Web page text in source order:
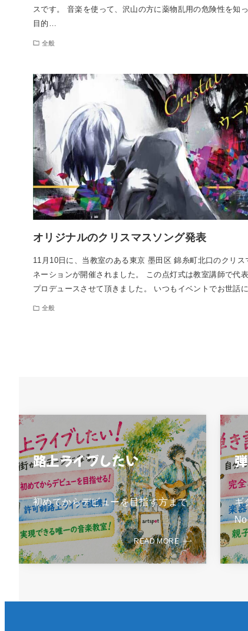
スです。 音楽を使って、沢山の方に薬物乱用の危険性を知
目的…
全般
オリジナルのクリスマスソング発表
11月10日に、当教室のある東京 墨田区 錦糸町北口のクリス
ネーションが開催されました。 この点灯式は教室講師で代
プロデュースさせて頂きました。 いつもイベントでお世話
全般
路上ライブしたい
初めてからデビューを目指す方まで
READ MORE
ギ